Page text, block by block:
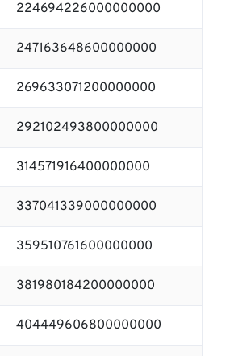
224694226000000000
247163648600000000
269633071200000000
292102493800000000
314571916400000000
337041339000000000
359510761600000000
381980184200000000
404449606800000000